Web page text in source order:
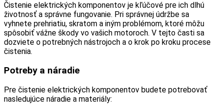
Čistenie elektrických komponentov je kľúčové pre ich dlhú
životnosť a správne fungovanie. Pri správnej údržbe sa
vyhnete prehriatiu, skratom a iným problémom, ktoré môžu
spôsobiť vážne škody vo vašich motoroch. V tejto časti sa
dozviete o potrebných nástrojoch a o krok po kroku procese
čistenia.
Potreby a náradie
Pre čistenie elektrických komponentov budete potrebovať
nasledujúce náradie a materiály: